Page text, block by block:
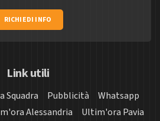
RICHIEDI INFO
Link utili
Squadra Pubblicità
Whatsapp
Alessandria
Ultim'ora Pavia